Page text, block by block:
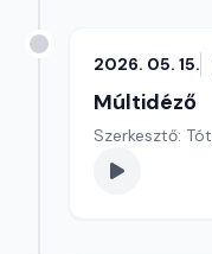
2026. 05. 15.
Múltidéző
Szerkesztő: